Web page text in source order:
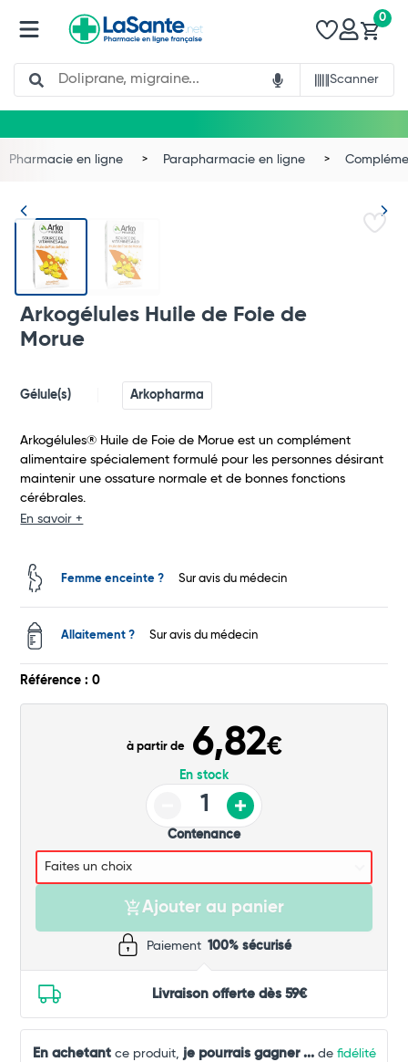
Search
Scanner
0
Total
Commander
Pharmacie en ligne Parapharmacie en ligne
Arkogélules Huile de Foie de
Morue
Gélule(s) Arkopharma
Arkogélules® Huile de Foie de Morue est un complément
alimentaire spécialement formulé pour les personnes désirant
maintenir une ossature normale et de bonnes fonctions
cérébrales.
En savoir +
Femme enceinte ? Sur avis du médecin
Allaitement ? Sur avis du médecin
Référence : 0
à partir de 6,82€
En stock
Contenance
Ajouter au panier
Paiement 100% sécurisé
Livraison offerte dès 59€
En achetantce produit, je pourrais gagner ...de fidélité